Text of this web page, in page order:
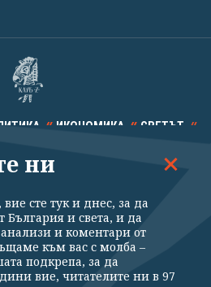
ИКОНОМИКА СВЕТЪТ
ТЕХНОЛОГИИ КАЛЕЙДОСКОП
ни
сте тук и днес, за да
България и света, и да
и коментари от
към вас с молба –
подкрепа, за да
вие, читателите ни в 97